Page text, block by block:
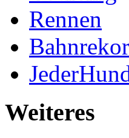
Rennen
Weiteres